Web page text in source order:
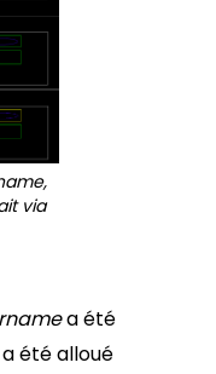
via
a été
été alloué